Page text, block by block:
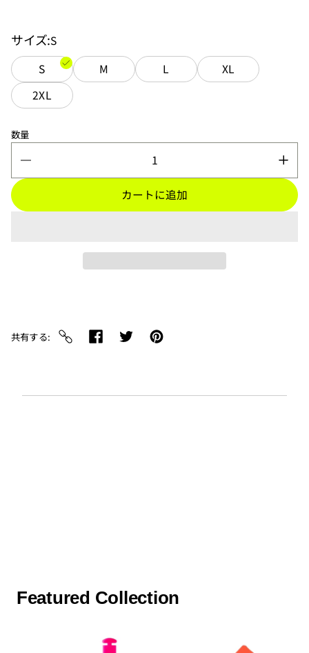
サイズ S
S
M L
XL
2XL
数量
カートに追加
共有する
Featured Collection